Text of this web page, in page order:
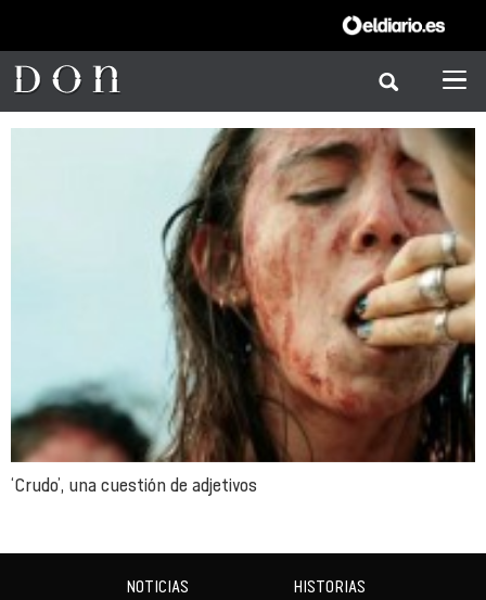
‘Crudo’, una cuestión de adjetivos
NOTICIAS HISTORIAS